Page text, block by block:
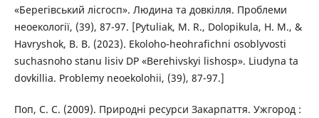
«Берегівський лісгосп». Людина та довкілля. Проблеми
неоекології, (39), 87-97. [Pytuliak, M. R., Dolopikula, H. M., &
Havryshok, B. B. (2023). Ekoloho-heohrafichni osoblyvosti
suchasnoho stanu lisiv DP «Berehivskyi lishosp». Liudyna ta
dovkillia. Problemy neoekolohii, (39), 87-97.]
Поп, С. С. (2009). Природні ресурси Закарпаття. Ужгород :